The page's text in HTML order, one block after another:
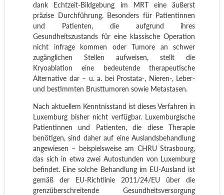
dank Echtzeit-Bildgebung im MRT eine äußerst
präzise Durchführung. Besonders für Patientinnen
und Patienten, die aufgrund ihres
Gesundheitszustands für eine klassische Operation
nicht infrage kommen oder Tumore an schwer
zugänglichen Stellen aufweisen, stellt die
Kryoablation eine bedeutende therapeutische
Alternative dar – u. a. bei Prostata-, Nieren-, Leber-
und bestimmten Brusttumoren sowie Metastasen.
Nach aktuellem Kenntnisstand ist dieses Verfahren in
Luxemburg bisher nicht verfügbar. Luxemburgische
Patientinnen und Patienten, die diese Therapie
benötigen, sind daher auf eine Auslandsbehandlung
angewiesen – beispielsweise am CHRU Strasbourg,
das sich in etwa zwei Autostunden von Luxemburg
befindet. Eine solche Behandlung im EU-Ausland ist
gemäß der EU-Richtlinie 2011/24/EU über die
grenzüberschreitende Gesundheitsversorgung